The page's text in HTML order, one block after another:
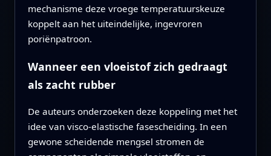
mechanisme deze vroege temperatuurskeuze
koppelt aan het uiteindelijke, ingevroren
poriënpatroon.
Wanneer een vloeistof zich gedraagt
als zacht rubber
De auteurs onderzoeken deze koppeling met het
idee van visco-elastische fasescheiding. In een
gewone scheidende mengsel stromen de